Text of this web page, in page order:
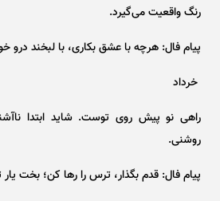
رنگ واقعیت می‌گیرد.
پیام فال: هرچه با عشق بکاری، با لبخند درو
خرداد
راهی نو پیش روی توست. شاید ابتدا
روشنی.
پیام فال: قدم بگذار، ترس را رها کن؛ بخت